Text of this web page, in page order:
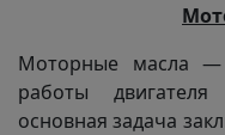
Моторные масла —
работы
основная задача